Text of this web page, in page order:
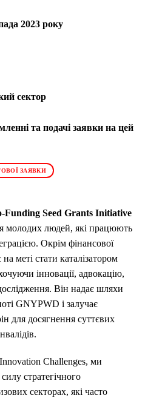
2023 року
сектор
та подачі заявки на цей
ЗАЯВКИ
Funding Seed Grants Initiative
молодих людей, які працюють
Окрім фінансової
меті стати каталізатором
інновації, адвокацію,
Він надає шляхи
GNYPWD і залучає
для досягнення суттєвих
Challenges, ми
стратегічного
секторах, які часто